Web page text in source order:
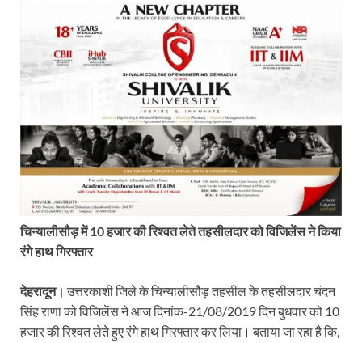
चिन्यालीसौड़ में 10 हजार की रिश्वत लेते तहसीलदार कोविजिलेंस ने किया
रंगे हाथ गिरफ्तार
देहरादून। उत्तरकाशी जिले के चिन्यालीसौड़ तहसील के तहसीलदार चंदन
सिंह राणा को विजिलेंस ने आज दिनांक-21/08/2019 दिन बुधवार को 10
हजार की रिश्वत लेते हुए रंगे हाथ गिरफ्तार कर लिया। बताया जा रहा है कि,